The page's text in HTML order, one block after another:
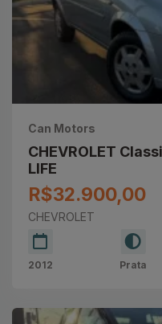
Can Motors
CHEVROLET
LIFE
R$32.900,00
CHEVROLET
2012 Prata